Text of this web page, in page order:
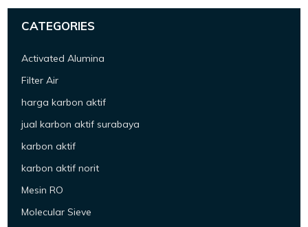
CATEGORIES
Activated Alumina
Filter Air
harga karbon aktif
jual karbon aktif surabaya
karbon aktif
karbon aktif norit
Mesin RO
Molecular Sieve